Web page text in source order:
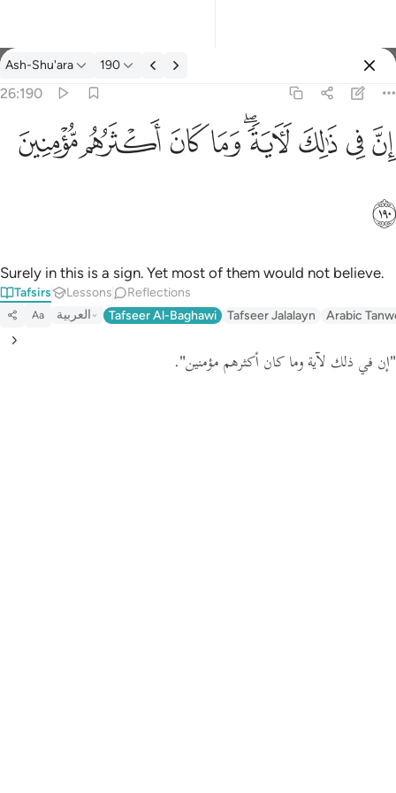
Tafsir: Ash-Shu'ara 26:190
Ash-Shu'ara 190
26:190
ان في ذالك لاية وما كان اكثرهم مومنين ١٩٠
إِنَّ فِى ذَٰلِكَ لَـَٔايَةًۭ ۖ وَمَا كَانَ أَكْثَرُهُم مُّؤْمِنِينَ ١٩٠
ﱳﱴﱵﱶﱷﱸﱹﱺﱻ
ﱼ
Surely in this is a sign. Yet most of them would not believe.
Tafsirs Lessons Reflections
Aa العربية Tafseer Al-Baghawi Tafseer Jalalayn Arabic
"إن في ذلك لآية وما كان أكثرهم مؤمنين".